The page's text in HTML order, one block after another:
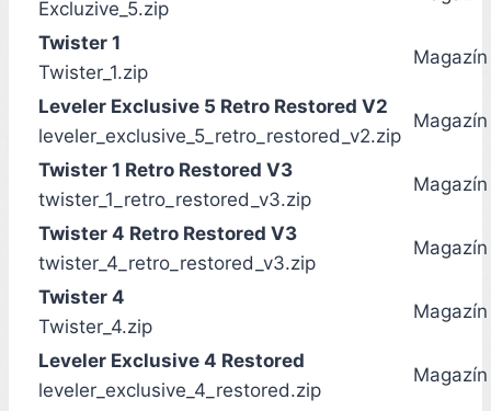
Excluzive_5.zip
Twister 1
Twister_1.zip
Magazín
Leveler Exclusive 5 Retro Restored V2
leveler_exclusive_5_retro_restored_v2.zip
Magazín
Twister 1 Retro Restored V3
twister_1_retro_restored_v3.zip
Magazín
Twister 4 Retro Restored V3
twister_4_retro_restored_v3.zip
Magazín
Twister 4
Twister_4.zip
Magazín
Leveler Exclusive 4 Restored
leveler_exclusive_4_restored.zip
Magazín